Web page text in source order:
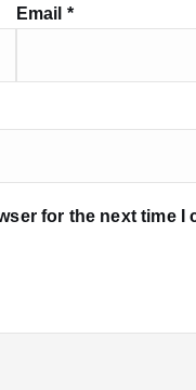
Email *
for the next time I